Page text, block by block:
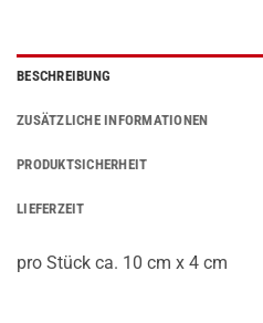
BESCHREIBUNG
ZUSÄTZLICHE INFORMATIONEN
PRODUKTSICHERHEIT
LIEFERZEIT
pro Stück ca. 10 cm x 4 cm